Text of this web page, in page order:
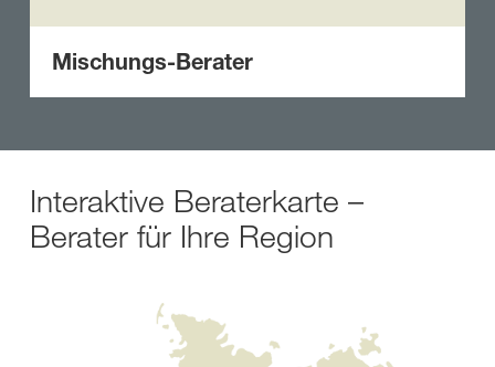
Mischungs-Berater
Interaktive Beraterkarte –
Berater für Ihre Region